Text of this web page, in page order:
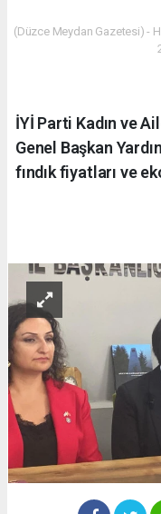
(Düzce Meydan Gazetesi) -
İYİ Parti Kadın ve
Genel Başkan
fındık fiyatları ve